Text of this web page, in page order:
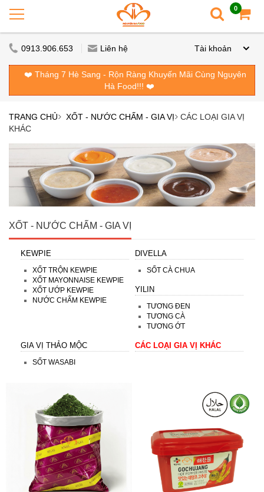
0
0913.906.653 Liên hệ Tài khoản
❤️ Tháng 7 Hè Sang - Rộn Ràng Khuyến Mãi Cùng Nguyên
Hà Food!!! ❤️
TRANG CHỦ XỐT - NƯỚC CHẤM - GIA VỊ
CÁC LOẠI GIA VỊ
KHÁC
XỐT - NƯỚC CHẤM - GIA VỊ
KEWPIE
XỐT TRỘN KEWPIE
XỐT MAYONNAISE KEWPIE
XỐT ƯỚP KEWPIE
NƯỚC CHẤM KEWPIE
DIVELLA
SỐT CÀ CHUA
YILIN
TƯƠNG ĐEN
TƯƠNG CÀ
TƯƠNG ỚT
GIA VỊ THẢO MỘC
SỐT WASABI
CÁC LOẠI GIA VỊ KHÁC